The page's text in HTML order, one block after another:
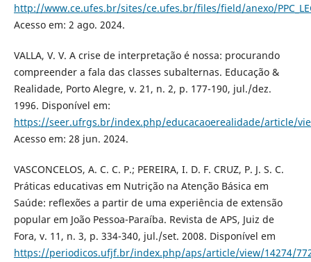
http://www.ce.ufes.br/sites/ce.ufes.br/files/field/anexo/
Acesso em: 2 ago. 2024.
VALLA, V. V. A crise de interpretação é nossa: procurando
compreender a fala das classes subalternas. Educação &
Realidade, Porto Alegre, v. 21, n. 2, p. 177-190, jul./dez.
1996. Disponível em:
https://seer.ufrgs.br/index.php/educacaoerealidade/article/
Acesso em: 28 jun. 2024.
VASCONCELOS, A. C. C. P.; PEREIRA, I. D. F. CRUZ, P. J. S. C.
Práticas educativas em Nutrição na Atenção Básica em
Saúde: reflexões a partir de uma experiência de extensão
popular em João Pessoa-Paraíba. Revista de APS, Juiz de
Fora, v. 11, n. 3, p. 334-340, jul./set. 2008. Disponível em
https://periodicos.ufjf.br/index.php/aps/article/view/14274/